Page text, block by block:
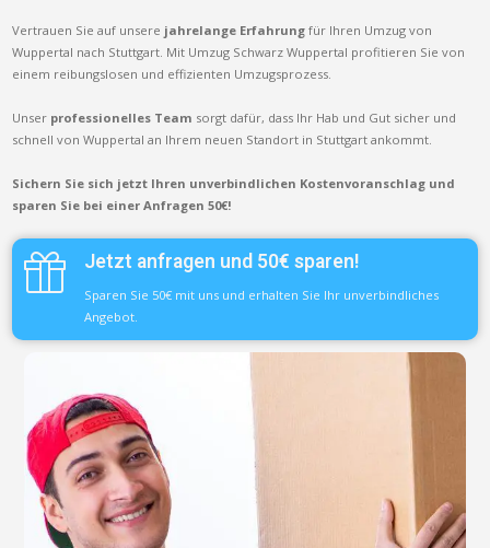
Vertrauen Sie auf unsere jahrelange Erfahrung für Ihren Umzug von
Wuppertal nach Stuttgart. Mit Umzug Schwarz Wuppertal profitieren Sie von
einem reibungslosen und effizienten Umzugsprozess.
Unser professionelles Team sorgt dafür, dass Ihr Hab und Gut sicher und
schnell von Wuppertal an Ihrem neuen Standort in Stuttgart ankommt.
Sichern Sie sich jetzt Ihren unverbindlichen Kostenvoranschlag und
sparen Sie bei einer Anfragen 50€!
Jetzt anfragen und 50€ sparen!
Sparen Sie 50€ mit uns und erhalten Sie Ihr unverbindliches
Angebot.